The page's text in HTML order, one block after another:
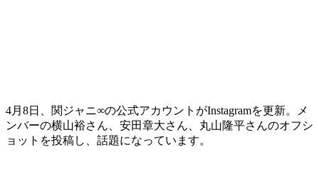
4月8日、関ジャニ∞の公式アカウントがInstagramを更新。メ
ンバーの横山裕さん、安田章大さん、丸山隆平さんのオフシ
ョットを投稿し、話題になっています。